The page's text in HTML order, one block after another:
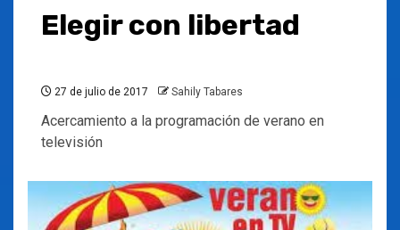
Elegir con libertad
27 de julio de 2017 Sahily Tabares
Acercamiento a la programación de verano en
televisión